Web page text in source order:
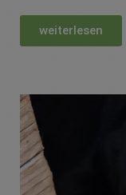
weiterlesen